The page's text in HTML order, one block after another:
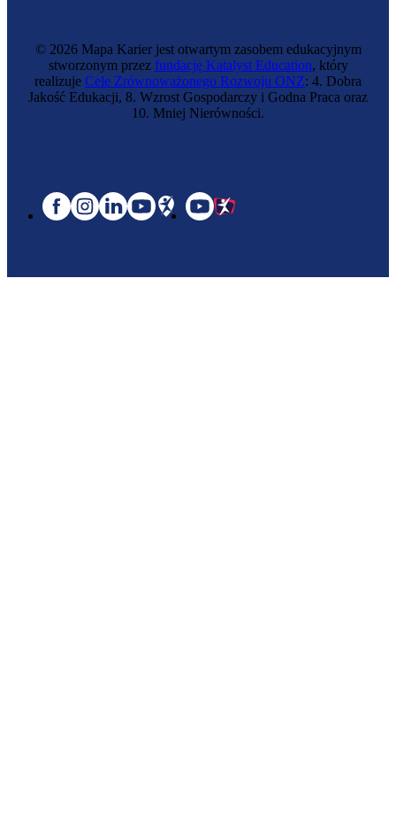
© 2026 Mapa Karier jest otwartym zasobem edukacyjnym
stworzonym przez fundację Katalyst Education, który
realizuje Cele Zrównoważonego Rozwoju ONZ: 4. Dobra
Jakość Edukacji, 8. Wzrost Gospodarczy i Godna Praca oraz
10. Mniej Nierówności.